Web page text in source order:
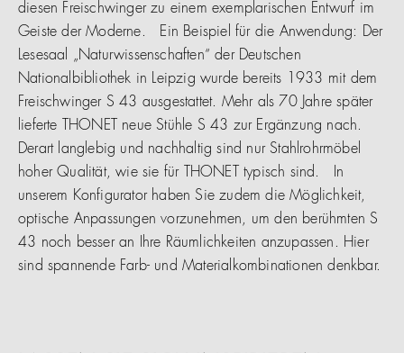
diesen Freischwinger zu einem exemplarischen Entwurf im
Geiste der Moderne. Ein Beispiel für die Anwendung: Der
Lesesaal „Naturwissenschaften“ der Deutschen
Nationalbibliothek in Leipzig wurde bereits 1933 mit dem
Freischwinger S 43 ausgestattet. Mehr als 70 Jahre später
lieferte THONET neue Stühle S 43 zur Ergänzung nach.
Derart langlebig und nachhaltig sind nur Stahlrohrmöbel
hoher Qualität, wie sie für THONET typisch sind. In
unserem Konfigurator haben Sie zudem die Möglichkeit,
optische Anpassungen vorzunehmen, um den berühmten S
43 noch besser an Ihre Räumlichkeiten anzupassen. Hier
sind spannende Farb- und Materialkombinationen denkbar.